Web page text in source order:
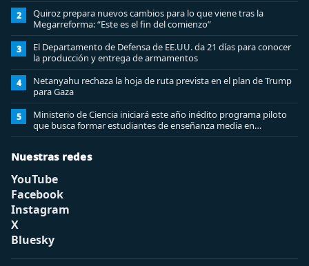
2
Quiroz prepara nuevos cambios para lo que viene tras la
Megarreforma: “Este es el fin del comienzo”
3
El Departamento de Defensa de EE.UU. da 21 días para conocer
la producción y entrega de armamentos
4
Netanyahu rechaza la hoja de ruta prevista en el plan de Trump
para Gaza
5
Ministerio de Ciencia iniciará este año inédito programa piloto
que busca formar estudiantes de enseñanza media en
ciberseguridad
Nuestras redes
YouTube
Facebook
Instagram
X
Bluesky